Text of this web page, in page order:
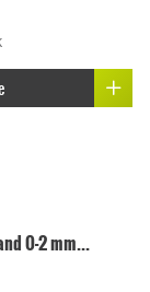
0-2 mm...